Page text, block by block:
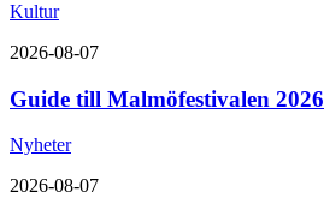
Kultur
2026-08-07
Guide till Malmöfestivalen
Nyheter
2026-08-07